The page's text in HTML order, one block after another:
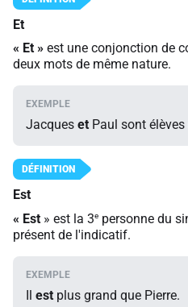
Et
« Et » est une conjonction de
deux mots de même nature.
Jacques et Paul sont
Est
« Est » est la 3e personne du
présent de l'indicatif.
est plus grand que Pierre.